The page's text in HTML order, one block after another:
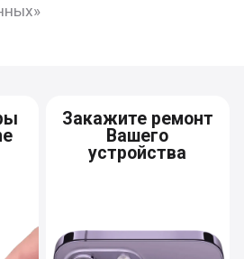
Закажите ремонт
Вашего
устройства